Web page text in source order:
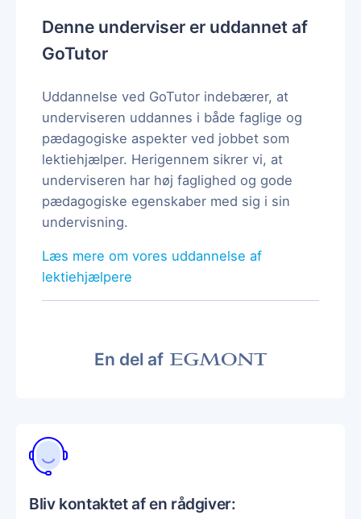
Denne underviser er uddannet af
GoTutor
Uddannelse ved GoTutor indebærer, at
underviseren uddannes i både faglige og
pædagogiske aspekter ved jobbet som
lektiehjælper. Herigennem sikrer vi, at
underviseren har høj faglighed og gode
pædagogiske egenskaber med sig i sin
undervisning.
Læs mere om vores uddannelse af
lektiehjælpere
En del af
Bliv kontaktet af en rådgiver: